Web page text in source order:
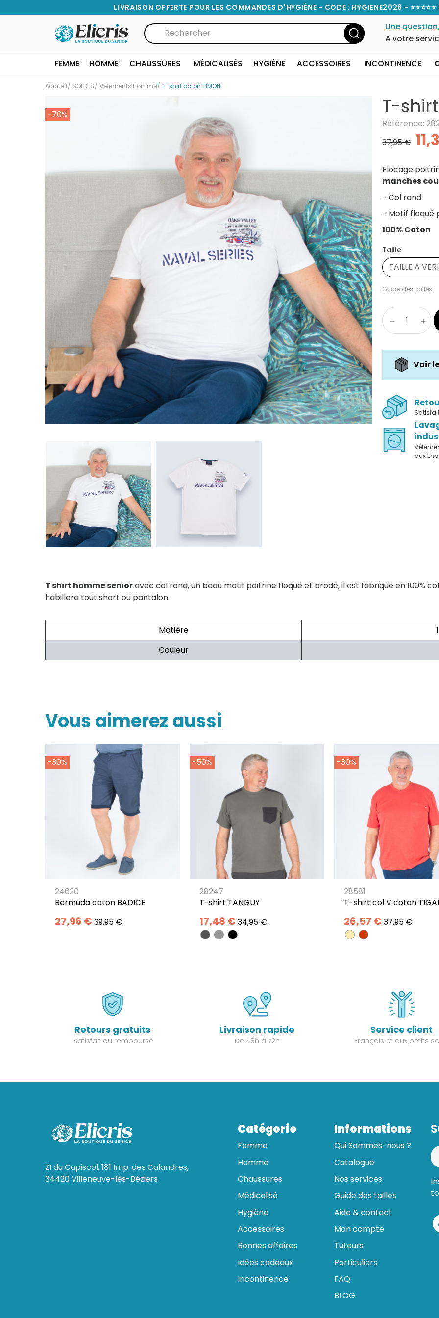
LIVRAISON OFFERTE POUR LES COMMANDES D'HYGIÈNE - CODE : HYGIENE2026 -
Une
A votre
FEMME HOMME CHAUSSURES MÉDICALISÉS HYGIÈNE ACCESSOIRES INCONTINENCE
Accueil SOLDES Vêtements Homme T-shirt coton TIMON
-70% T-
Référence:
37,95 €
Flocage
manches
- Col rond
- Motif floqué
100% Coton
Taille
TAILLE A
Guide des tailles
Voir
aux
T shirt homme senioravec col rond, un beau motif poitrine floqué et brodé, il est fabriqué en 100%
habillera tout short ou pantalon.
Matière
Couleur
Vous aimerez aussi
-30%
24620
Bermuda coton BADICE
27,96 € 39,95 €
-50%
28247
T-shirt TANGUY
17,48 € 34,95 €
-30%
28581
T-shirt col V coton
26,57 € 37,95 €
Retours gratuits
Satisfait ou remboursé
Livraison rapide
De 48h à 72h
Service client
Français et aux petits
ZI du Capiscol, 181 Imp. des Calandres,
34420 Villeneuve-lès-Béziers
Catégorie
Femme
Homme
Chaussures
Médicalisé
Hygiène
Accessoires
Bonnes affaires
Idées cadeaux
Incontinence
Informations
Qui Sommes-nous ?
Catalogue
Nos services
Guide des tailles
Aide & contact
Mon compte
Tuteurs
Particuliers
FAQ
BLOG